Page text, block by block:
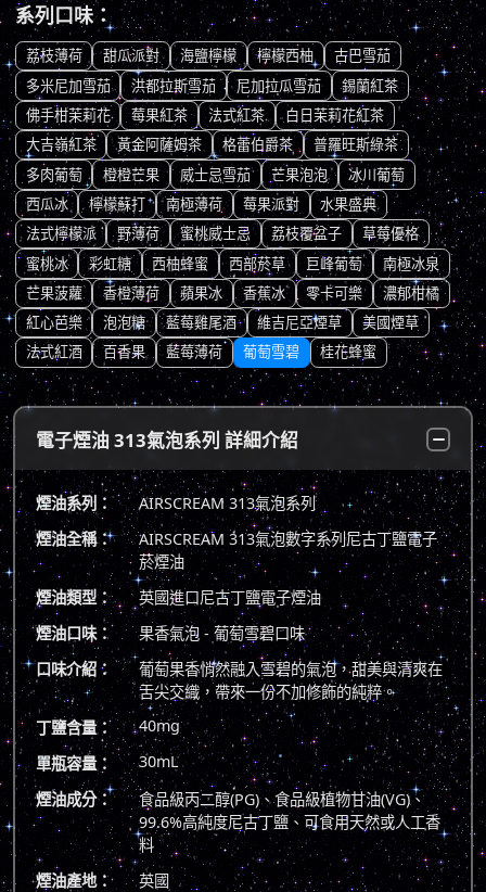
系列口味：
荔枝薄荷 甜瓜派對 海鹽檸檬 檸檬西柚
古巴雪茄
多米尼加雪茄
洪都拉斯雪茄 尼加拉瓜雪茄
錫蘭紅茶
佛手柑茉莉花
莓果紅茶 法式紅茶
白日茉莉花紅茶
大吉嶺紅茶
黃金阿薩姆茶 格蕾伯爵茶
普羅旺斯綠茶
多肉葡萄
橙橙芒果 威士忌雪茄 芒果泡泡
冰川葡萄
西瓜冰
檸檬蘇打 南極薄荷 莓果派對
水果盛典
法式檸檬派
野薄荷 蜜桃威士忌 荔枝覆盆子
草莓優格
蜜桃冰
彩虹糖 西柚蜂蜜 西部菸草 巨峰葡萄
南極冰泉
芒果菠蘿
香橙薄荷 蘋果冰 香蕉冰 零卡可樂
濃郁柑橘
紅心芭樂
泡泡糖 藍莓雞尾酒 維吉尼亞煙草
美國煙草
法式紅酒
百香果 藍莓薄荷 葡萄雪碧 桂花蜂蜜
電子煙油 313氣泡系列 詳細介紹
煙油系列：
AIRSCREAM 313氣泡系列
煙油全稱：
AIRSCREAM 313氣泡數字系列尼古丁鹽電子
菸煙油
煙油類型：
英國進口尼古丁鹽電子煙油
煙油口味：
果香氣泡 - 葡萄雪碧口味
口味介紹：
葡萄果香悄然融入雪碧的氣泡，甜美與清爽在
舌尖交織，帶來一份不加修飾的純粹。
丁鹽含量：
40mg
單瓶容量：
30mL
煙油成分：
食品級丙二醇(PG)、食品級植物甘油(VG)、
99.6%高純度尼古丁鹽、可食用天然或人工香
料
煙油產地：
英國